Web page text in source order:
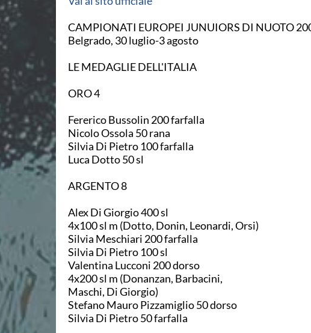
Italico
Ostia
Paolo
CAMPIONATI EUROPEI JUNUIORS DI NUOTO
Belgrado, 30 luglio-3 agosto
LE MEDAGLIE DELL'ITALIA
ORO 4
Fererico Bussolin 200 farfalla
Nicolo Ossola 50 rana
Silvia Di Pietro 100 farfalla
Luca Dotto 50 sl
ARGENTO 8
Alex Di Giorgio 400 sl
4x100 sl m (Dotto, Donin, Leonardi, Orsi)
Silvia Meschiari 200 farfalla
Silvia Di Pietro 100 sl
Valentina Lucconi 200 dorso
4x200 sl m (Donanzan, Barbacini,
Maschi, Di Giorgio)
Stefano Mauro Pizzamiglio 50 dorso
Silvia Di Pietro 50 farfalla